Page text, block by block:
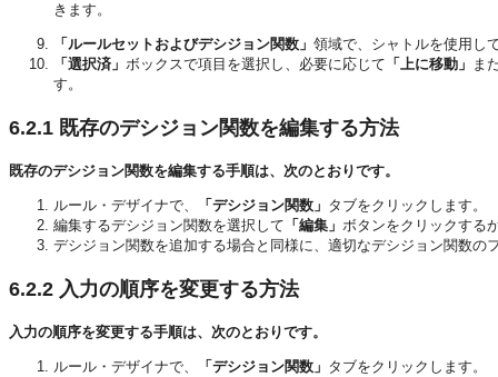
きます。
「ルールセットおよびデシジョン関数」 領域で、シャトルを使用し
「選択済」 ボックスで項目を選択し、必要に応じて 「上に移動」 ま
す。
6.2.1 既存のデシジョン関数を編集する方法
既存のデシジョン関数を編集する手順は、次のとおりです。
ルール・デザイナで、 「デシジョン関数」 タブをクリックします。
編集するデシジョン関数を選択して 「編集」 ボタンをクリックする
デシジョン関数を追加する場合と同様に、適切なデシジョン関数の
6.2.2 入力の順序を変更する方法
入力の順序を変更する手順は、次のとおりです。
ルール・デザイナで、 「デシジョン関数」 タブをクリックします。